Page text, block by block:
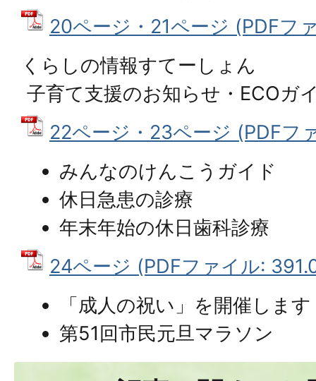
20ページ・21ページ (PDFフ
くらしの情報すてーしょん
子育て支援のお知らせ・ECOガ
22ページ・23ページ (PDFフ
みんなのけんこうガイド
休日急患の診療
年末年始の休日歯科診療
24ページ (PDFファイル:
「成人の祝い」を開催します
第51回市民元旦マラソン